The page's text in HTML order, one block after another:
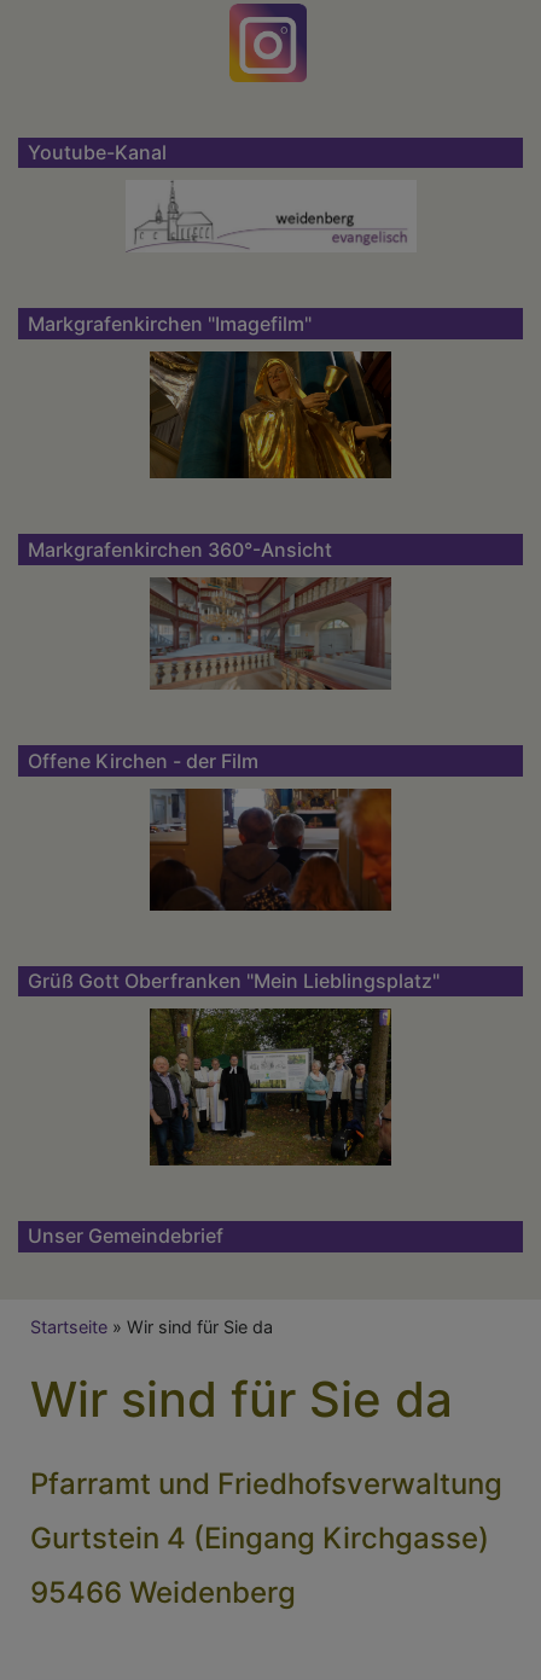
Youtube-Kanal
Markgrafenkirchen "Imagefilm"
Markgrafenkirchen 360°-Ansicht
Offene Kirchen - der Film
Grüß Gott Oberfranken "Mein Lieblingsplatz"
Unser Gemeindebrief
Breadcrumb
Startseite Wir sind für Sie da
Wir sind für Sie da
Pfarramt und Friedhofsverwaltung
Gurtstein 4 (Eingang Kirchgasse)
95466 Weidenberg